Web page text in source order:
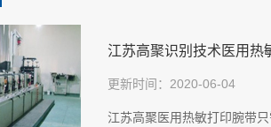
江苏高聚识别技术医用热
更新时间：2020-06-04
江苏高聚医用热敏打印腕带